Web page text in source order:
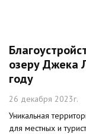
озеру Джека
году
26 декабря 2023г.
Уникальная
для местных и